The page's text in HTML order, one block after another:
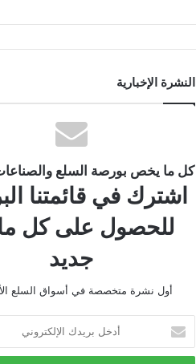
النشرة الإخبارية
كل ما يخص بورصة السلع والصناعات
اشترك في قائمتنا
للحصول على كل
جديد
أول نشرة متخصصة في أسواق السلع
بريدك
الإلكتروني